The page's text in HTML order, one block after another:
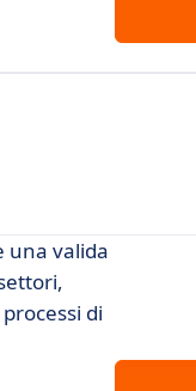
una valida
di